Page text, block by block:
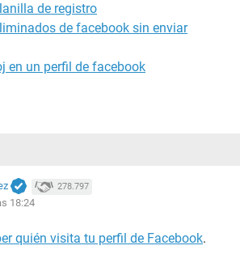
de registro
de facebook sin enviar
en un perfil de facebook
278.797
18:24
quién visita tu perfil de Facebook.